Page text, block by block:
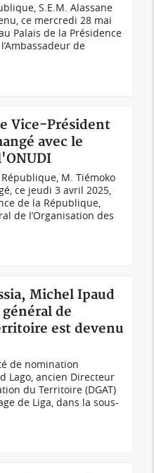
S.E.M. Alassane
ce mercredi 28 mai
Palais de la Présidence
de
Vice-Président
avec le
M. Tiémoko
ce jeudi 3 avril 2025,
de la République,
de l’Organisation des
Michel Ipaud
de
est devenu
de nomination
Lago, ancien Directeur
du Territoire (DGAT)
de Liga, dans la sous-